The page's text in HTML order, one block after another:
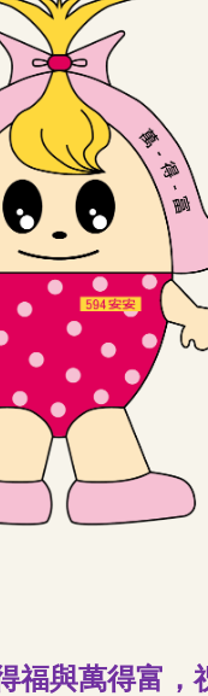
福與萬得富，